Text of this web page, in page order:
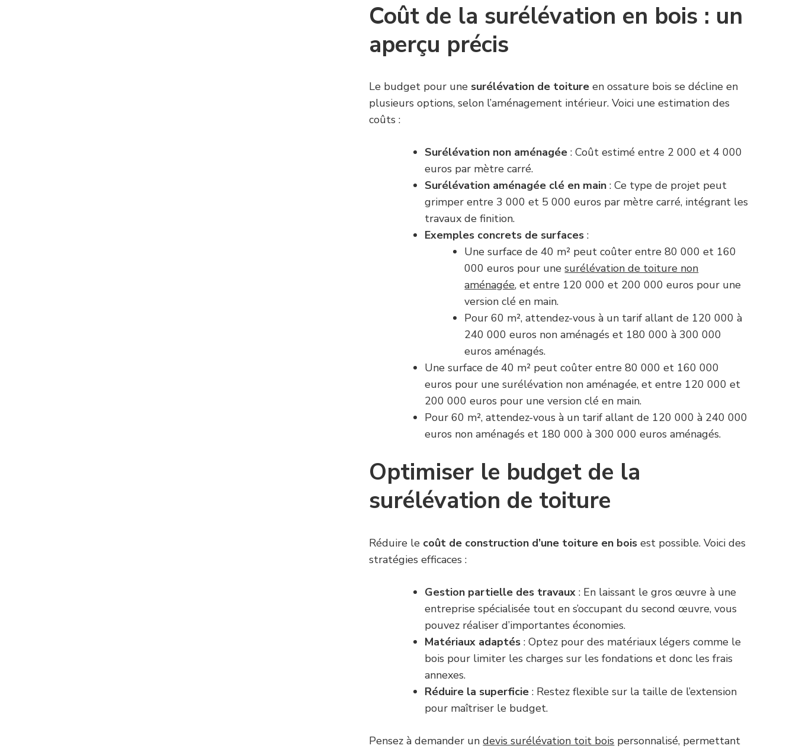
Coût de la surélévation en bois : un
aperçu précis
Le budget pour une surélévation de toiture en ossature bois se décline en
plusieurs options, selon l’aménagement intérieur. Voici une estimation des
coûts :
Surélévation non aménagée : Coût estimé entre 2 000 et 4 000
euros par mètre carré.
Surélévation aménagée clé en main : Ce type de projet peut
grimper entre 3 000 et 5 000 euros par mètre carré, intégrant les
travaux de finition.
Exemples concrets de surfaces :
Une surface de 40 m² peut coûter entre 80 000 et 160
000 euros pour unesurélévation de toiture non
aménagée, et entre 120 000 et 200 000 euros pour une
version clé en main.
Pour 60 m², attendez-vous à un tarif allant de 120 000 à
240 000 euros non aménagés et 180 000 à 300 000
euros aménagés.
Une surface de 40 m² peut coûter entre 80 000 et 160 000
euros pour une surélévation non aménagée, et entre 120 000 et
200 000 euros pour une version clé en main.
Pour 60 m², attendez-vous à un tarif allant de 120 000 à 240 000
euros non aménagés et 180 000 à 300 000 euros aménagés.
Optimiser le budget de la
surélévation de toiture
Réduire le coût de construction d’une toiture en bois est possible. Voici des
stratégies efficaces :
Gestion partielle des travaux : En laissant le gros œuvre à une
entreprise spécialisée tout en s’occupant du second œuvre, vous
pouvez réaliser d’importantes économies.
Matériaux adaptés : Optez pour des matériaux légers comme le
bois pour limiter les charges sur les fondations et donc les frais
annexes.
Réduire la superficie : Restez flexible sur la taille de l’extension
pour maîtriser le budget.
Pensez à demander undevis surélévation toit bois personnalisé, permettant